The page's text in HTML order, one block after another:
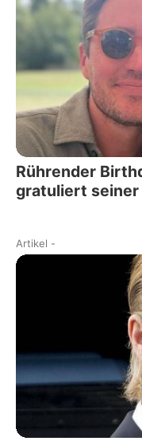
Rührender
gratuliert seiner
Artikel -